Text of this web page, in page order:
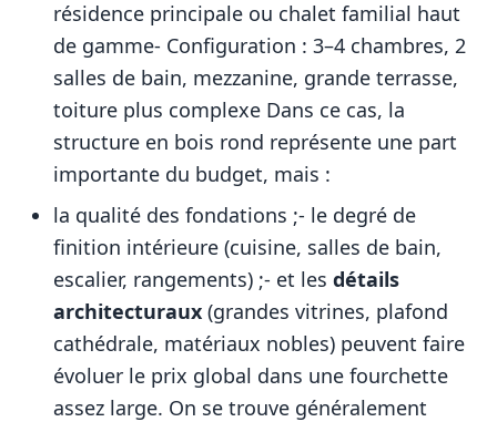
résidence principale ou chalet familial haut
de gamme- Configuration : 3–4 chambres, 2
salles de bain, mezzanine, grande terrasse,
toiture plus complexe Dans ce cas, la
structure en bois rond représente une part
importante du budget, mais :
la qualité des fondations ;- le degré de
finition intérieure (cuisine, salles de bain,
escalier, rangements) ;- et les détails
architecturaux (grandes vitrines, plafond
cathédrale, matériaux nobles) peuvent faire
évoluer le prix global dans une fourchette
assez large. On se trouve généralement